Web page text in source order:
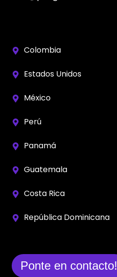
Colombia
Estados Unidos
México
Perú
Panamá
Guatemala
Costa Rica
República Dominicana
Ponte en contacto!